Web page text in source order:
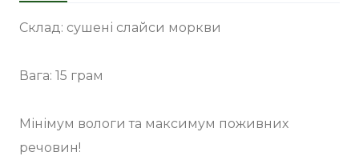
Склад: сушені слайси моркви
Вага: 15 грам
Мінімум вологи та максимум поживних
речовин!